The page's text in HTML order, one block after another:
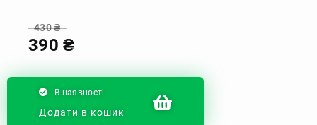
430₴
390₴
В наявності
Додати в кошик